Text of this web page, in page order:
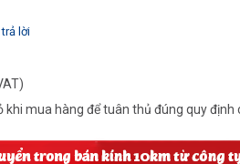
lời
khi mua hàng để tuân thủ đúng quy định